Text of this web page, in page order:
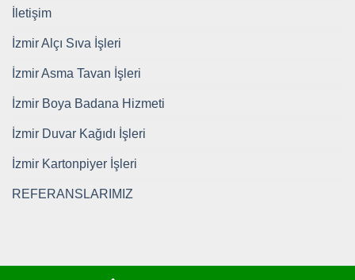
İletişim
İzmir Alçı Sıva İşleri
İzmir Asma Tavan İşleri
İzmir Boya Badana Hizmeti
İzmir Duvar Kağıdı İşleri
İzmir Kartonpiyer İşleri
REFERANSLARIMIZ